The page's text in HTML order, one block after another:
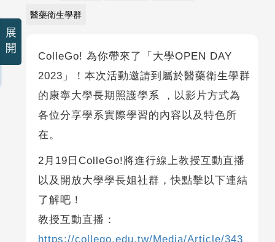
醫藥衛生學群
ColleGo! 為你帶來了「大學OPEN DAY
2023」！本次活動邀請到屬於醫藥衛生學群
的康寧大學長期照護學系 ，以影片方式為
各位分享學系實際學習的內容以及特色所
在。
2月19日ColleGo!將進行線上教授互動直播
以及開放大學學長姐社群，快點擊以下連結
了解吧！
教授互動直播：
https://collego.edu.tw/Media/Article/343
展
開